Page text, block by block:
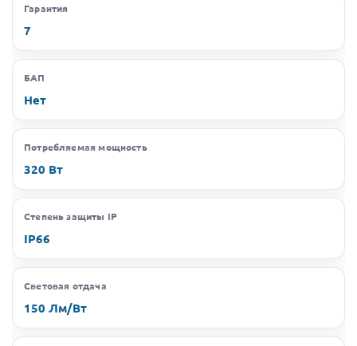
Гарантия
7
БАП
Нет
Потребляемая мощность
320 Вт
Степень защиты IP
IP66
Световая отдача
150 Лм/Вт